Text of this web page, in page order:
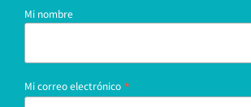
Mi nombre
Mi correo electrónico *